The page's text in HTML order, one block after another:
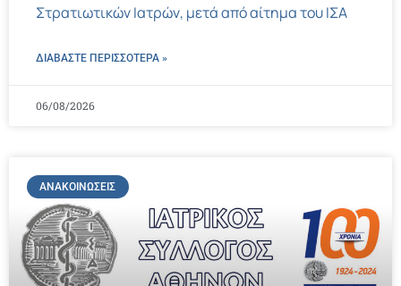
Στρατιωτικών Ιατρών, μετά από αίτημα του ΙΣΑ
ΔΙΑΒΑΣΤΕ ΠΕΡΙΣΣΌΤΕΡΑ »
06/08/2026
ΑΝΑΚΟΙΝΏΣΕΙΣ